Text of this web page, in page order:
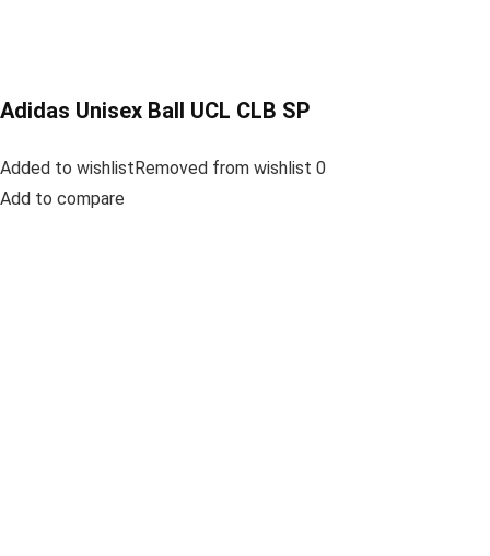
Adidas Unisex Ball UCL CLB SP
Added to wishlistRemoved from wishlist 0
Add to compare